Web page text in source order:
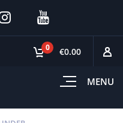
MENU
0 €0.00